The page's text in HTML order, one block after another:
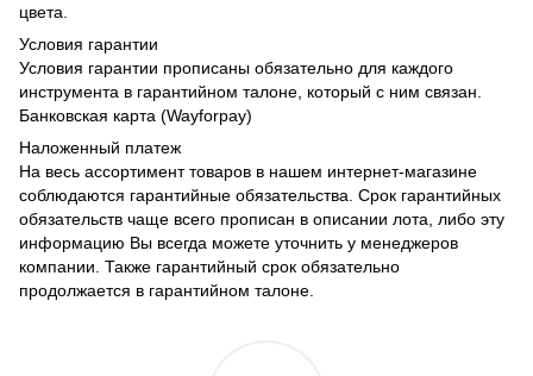
цвета.
Условия гарантии
Условия гарантии прописаны обязательно для каждого
инструмента в гарантийном талоне, который с ним связан.
Банковская карта (Wayforpay)
Наложенный платеж
На весь ассортимент товаров в нашем интернет-магазине
соблюдаются гарантийные обязательства. Срок гарантийных
обязательств чаще всего прописан в описании лота, либо эту
информацию Вы всегда можете уточнить у менеджеров
компании. Также гарантийный срок обязательно
продолжается в гарантийном талоне.